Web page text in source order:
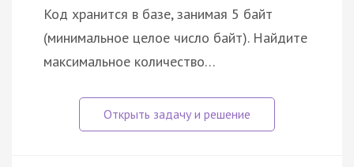
Код хранится в базе, занимая 5 байт
(минимальное целое число байт). Найдите
максимальное количество…